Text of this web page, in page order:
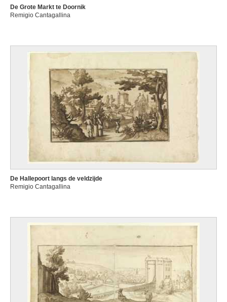
De Grote Markt te Doornik
Remigio Cantagallina
De Hallepoort langs de veldzijde
Remigio Cantagallina